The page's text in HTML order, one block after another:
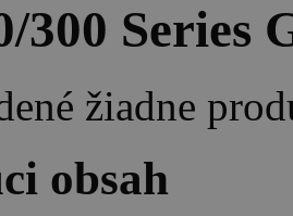
300 Series
žiadne
obsah